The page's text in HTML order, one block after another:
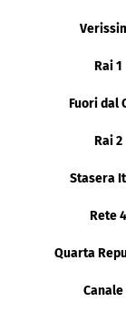
Rai 1
Fuori dal
Rai 2
Stasera
Rete 4
Quarta
Canale